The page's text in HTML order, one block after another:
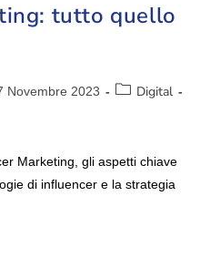
tutto quello
Novembre 2023
Digital
Marketing, gli aspetti chiave
di influencer e la strategia